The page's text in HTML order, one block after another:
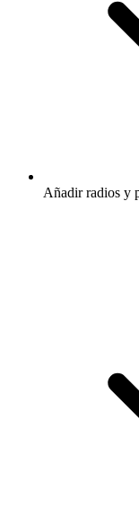
Añadir radios y